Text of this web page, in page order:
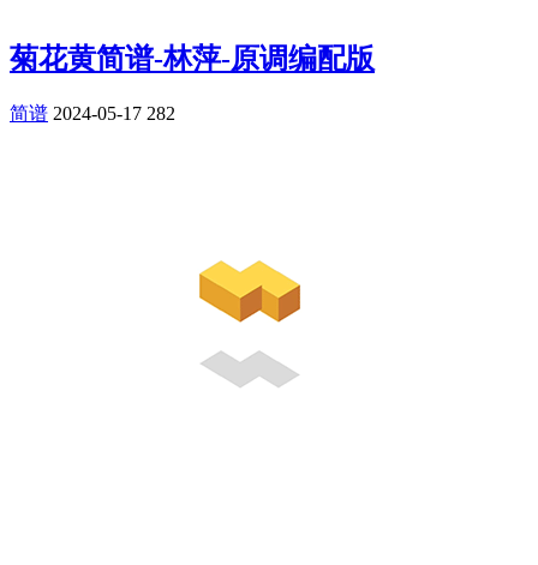
菊花黄简谱-林萍-原调编配版
简谱 2024-05-17 282